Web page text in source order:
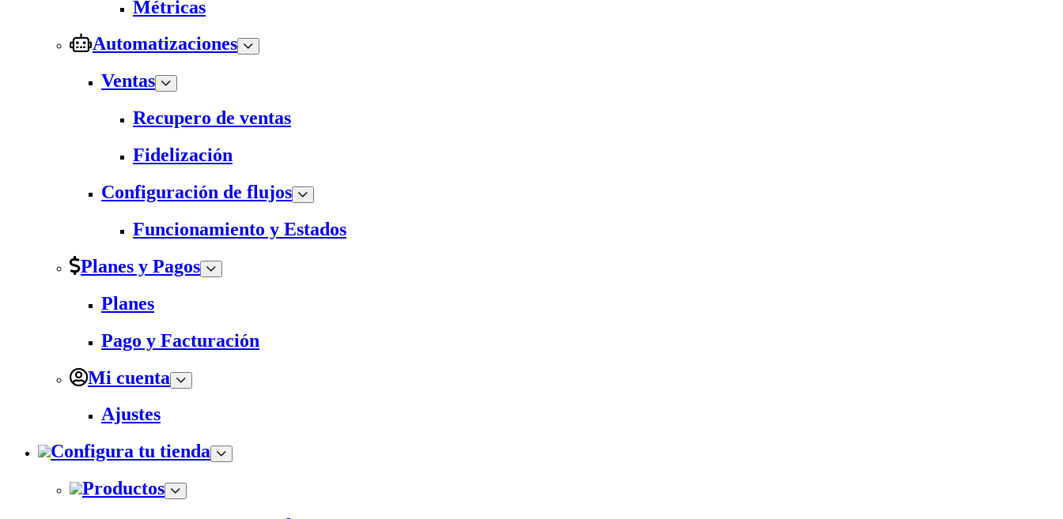
Métricas
Automatizaciones
Ventas
Recupero de ventas
Fidelización
Configuración de flujos
Funcionamiento y Estados
Planes y Pagos
Planes
Pago y Facturación
Mi cuenta
Ajustes
Configura tu tienda
Productos